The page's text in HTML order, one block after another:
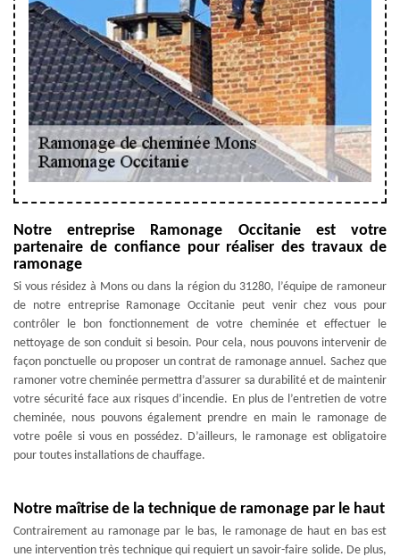
Notre entreprise Ramonage Occitanie est votre
partenaire de confiance pour réaliser des travaux de
ramonage
Si vous résidez à Mons ou dans la région du 31280, l’équipe de ramoneur
de notre entreprise Ramonage Occitanie peut venir chez vous pour
contrôler le bon fonctionnement de votre cheminée et effectuer le
nettoyage de son conduit si besoin. Pour cela, nous pouvons intervenir de
façon ponctuelle ou proposer un contrat de ramonage annuel. Sachez que
ramoner votre cheminée permettra d’assurer sa durabilité et de maintenir
votre sécurité face aux risques d’incendie. En plus de l’entretien de votre
cheminée, nous pouvons également prendre en main le ramonage de
votre poêle si vous en possédez. D’ailleurs, le ramonage est obligatoire
pour toutes installations de chauffage.
Notre maîtrise de la technique de ramonage par le haut
Contrairement au ramonage par le bas, le ramonage de haut en bas est
une intervention très technique qui requiert un savoir-faire solide. De plus,